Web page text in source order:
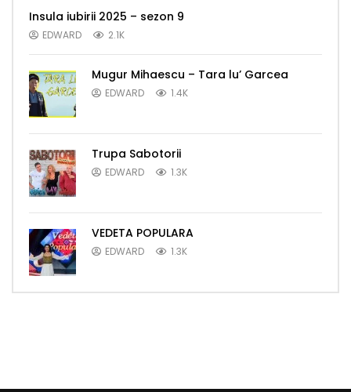
Insula iubirii 2025 – sezon 9
EDWARD 2.1K
Mugur Mihaescu – Tara lu’ Garcea
EDWARD 1.4K
Trupa Sabotorii
EDWARD 1.3K
VEDETA POPULARA
EDWARD 1.3K